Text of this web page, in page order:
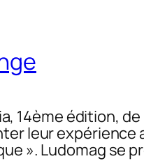
14ème édition,
leur expérience
». Ludomag se